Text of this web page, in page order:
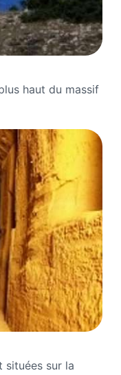
haut du massif
situées sur la